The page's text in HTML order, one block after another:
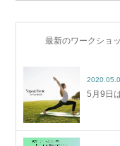
最新のワークショ
5月9日